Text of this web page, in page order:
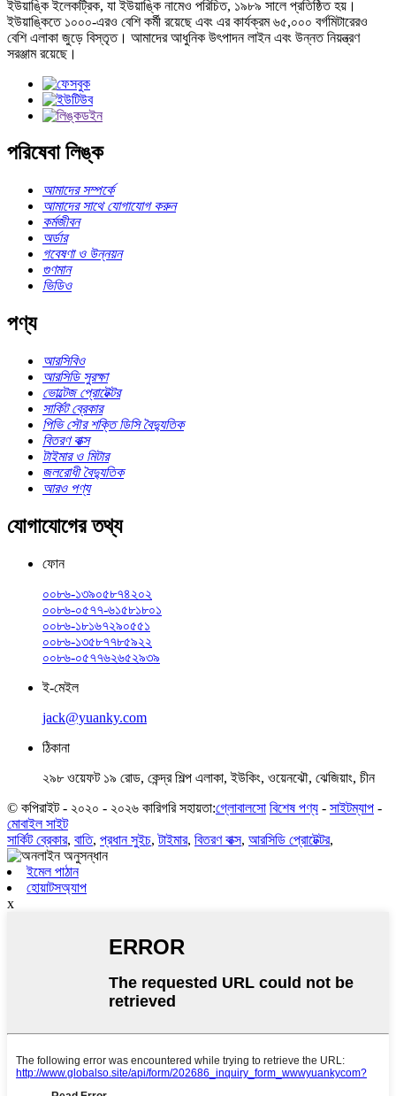
ইউয়াঙ্কি ইলেকট্রিক, যা ইউয়াঙ্কি নামেও পরিচিত, ১৯৮৯ সালে প্রতিষ্ঠিত হয়।
ইউয়াঙ্কিতে ১০০০-এরও বেশি কর্মী রয়েছে এবং এর কার্যক্রম ৬৫,০০০ বর্গমিটারেরও
বেশি এলাকা জুড়ে বিস্তৃত। আমাদের আধুনিক উৎপাদন লাইন এবং উন্নত নিয়ন্ত্রণ
সরঞ্জাম রয়েছে।
পরিষেবা লিঙ্ক
আমাদের সম্পর্কে
আমাদের সাথে যোগাযোগ করুন
কর্মজীবন
অর্ডার
গবেষণা ও উন্নয়ন
গুণমান
ভিডিও
পণ্য
আরসিবিও
আরসিডি সুরক্ষা
ভোল্টেজ প্রোটেক্টর
সার্কিট ব্রেকার
পিভি সৌর শক্তি ডিসি বৈদ্যুতিক
বিতরণ বাক্স
টাইমার ও মিটার
জলরোধী বৈদ্যুতিক
আরও পণ্য
যোগাযোগের তথ্য
ফোন
০০৮৬-১৩৯০৫৮৭৪২০২
০০৮৬-০৫৭৭-৬১৫৮১৮০১
০০৮৬-১৮১৬৭২৯০৫৫১
০০৮৬-১৩৫৮৭৭৮৫৯২২
০০৮৬-০৫৭৭৬২৬৫২৯৩৯
ই-মেইল
jack@yuanky.com
ঠিকানা
২৯৮ ওয়েফট ১৯ রোড, কেন্দ্র শিল্প এলাকা, ইউকিং, ওয়েনঝৌ, ঝেজিয়াং, চীন
© কপিরাইট - ২০২০ - ২০২৬ কারিগরি সহায়তা:গ্লোবালসো বিশেষ পণ্য - সাইটম্যাপ -
মোবাইল সাইট
সার্কিট ব্রেকার, বাতি, প্রধান সুইচ,টাইমার, বিতরণ বাক্স, আরসিডি প্রোটেক্টর,
ইমেল পাঠান
হোয়াটসঅ্যাপ
x